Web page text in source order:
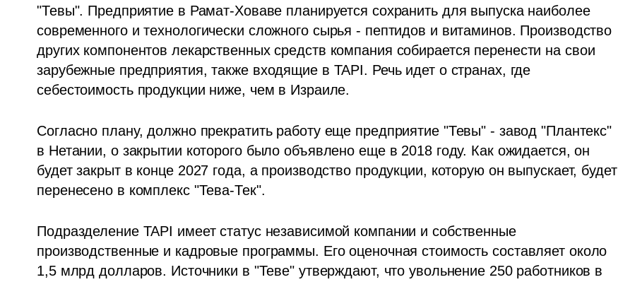
"Тевы". Предприятие в Рамат-Ховаве планируется сохранить для выпуска наиболее
современного и технологически сложного сырья - пептидов и витаминов. Производство
других компонентов лекарственных средств компания собирается перенести на свои
зарубежные предприятия, также входящие в TAPI. Речь идет о странах, где
себестоимость продукции ниже, чем в Израиле.
Согласно плану, должно прекратить работу еще предприятие "Тевы" - завод "Плантекс"
в Нетании, о закрытии которого было объявлено еще в 2018 году. Как ожидается, он
будет закрыт в конце 2027 года, а производство продукции, которую он выпускает, будет
перенесено в комплекс "Тева-Тек".
Подразделение TAPI имеет статус независимой компании и собственные
производственные и кадровые программы. Его оценочная стоимость составляет около
1,5 млрд долларов. Источники в "Теве" утверждают, что увольнение 250 работников в